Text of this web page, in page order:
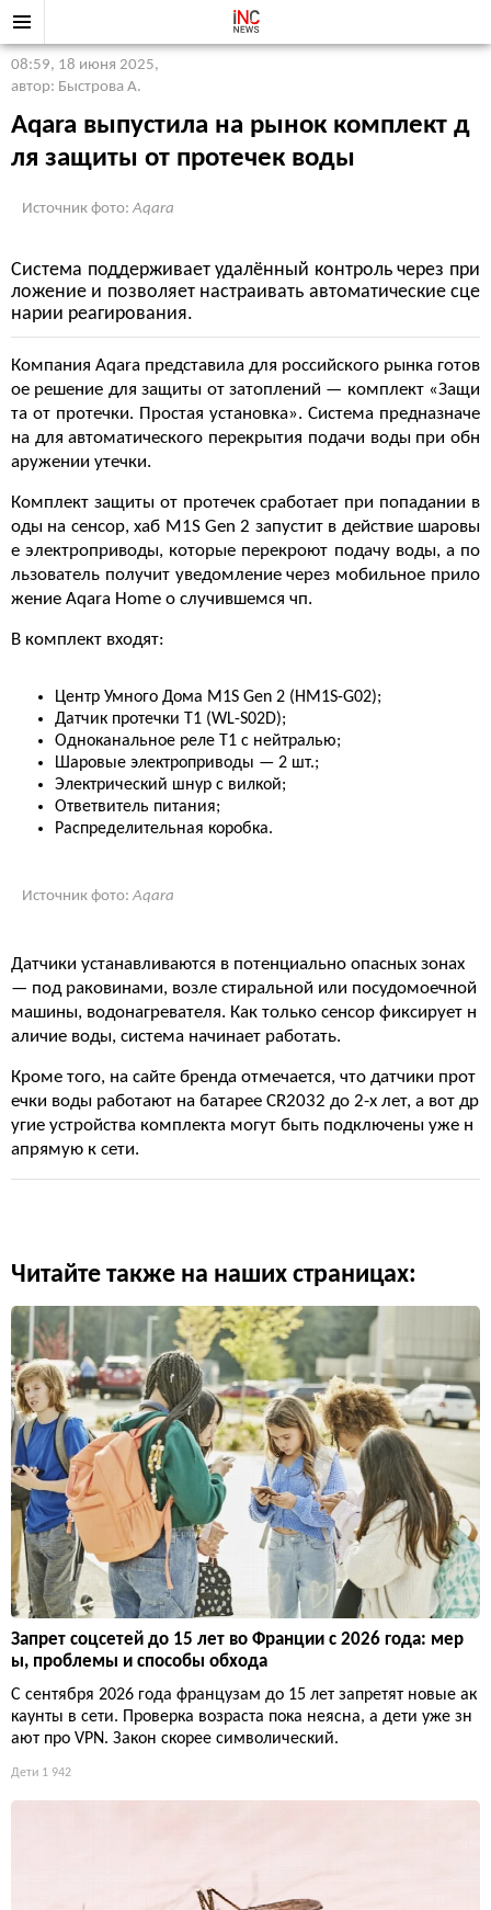
08:59, 18 июня 2025,
автор: Быстрова А.
Aqara выпустила на рынок комплект д
ля защиты от протечек воды
Источник фото: Aqara
Система поддерживает удалённый контроль через при
ложение и позволяет настраивать автоматические сце
нарии реагирования.
Компания Aqara представила для российского рынка готов
ое решение для защиты от затоплений — комплект«Защи
та от протечки. Простая установка». Система предназначе
на для автоматического перекрытия подачи воды при обн
аружении утечки.
Комплект защиты от протечек сработает при попадании в
оды на сенсор,хаб M1S Gen 2 запустит в действие шаровы
еэлектроприводы, которые перекроют подачу воды, а по
льзователь получит уведомление через мобильное прило
жение Aqara Home о случившемся чп.
В комплект входят:
Центр Умного Дома M1S Gen 2 (HM1S-G02);
Датчик протечки Т1 (WL-S02D);
Одноканальное реле Т1 с нейтралью;
Шаровые электроприводы — 2 шт.;
Электрический шнур с вилкой;
Ответвитель питания;
Распределительная коробка.
Источник фото: Aqara
Датчики устанавливаются в потенциально опасных зонах
— под раковинами, возле стиральной или посудомоечной
машины, водонагревателя. Как только сенсор фиксирует н
аличие воды, система начинает работать.
Кроме того, на сайте бренда отмечается, что датчики прот
ечки воды работают на батарее CR2032 до 2-х лет, а вот др
угие устройства комплекта могут быть подключены уже н
апрямую к сети.
Читайте также на наших страницах:
Запрет соцсетей до 15 лет во Франции с 2026 года: мер
ы, проблемы и способы обхода
С сентября 2026 года французам до 15 лет запретят новые ак
каунты в сети. Проверка возраста пока неясна, а дети уже зн
ают про VPN. Закон скорее символический.
Дети 1 942